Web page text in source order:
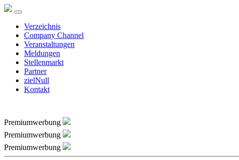
Verzeichnis
Company Channel
Veranstaltungen
Meldungen
Stellenmarkt
Partner
zielNull
Kontakt
Premiumwerbung
Premiumwerbung
Premiumwerbung